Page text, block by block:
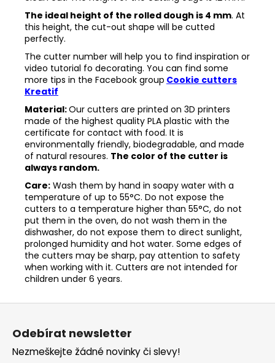
The ideal height of the rolled dough is 4 mm. At
this height, the cut-out shape will be cutted
perfectly.
The cutter number will help you to find inspiration or
video tutorial fo decorating. You can find some
more tips in the Facebook group Cookie cutters
Kreatif
Material:Our cutters are printed on 3D printers
made of the highest quality PLA plastic with the
certificate for contact with food. It is
environmentally friendly, biodegradable, and made
of natural resoures. The color of the cutter is
always random.
Care: Wash them by hand in soapy water with a
temperature of up to 55°C. Do not expose the
cutters to a temperature higher than 55°C, do not
put them in the oven, do not wash them in the
dishwasher, do not expose them to direct sunlight,
prolonged humidity and hot water. Some edges of
the cutters may be sharp, pay attention to safety
when working with it. Cutters are not intended for
children under 6 years.
Z
Odebírat newsletter
Nezmeškejte žádné novinky či slevy!